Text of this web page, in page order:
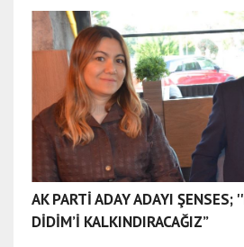
AK PARTİ ADAY ADAYI ŞENSES;
DİDİM’İ KALKINDIRACAĞIZ”